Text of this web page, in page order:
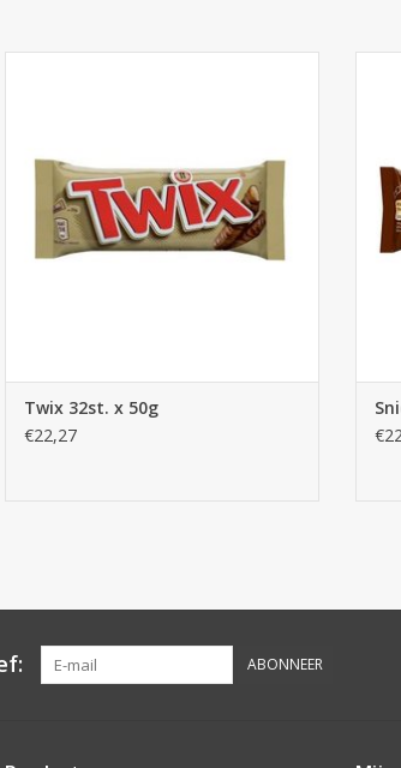
Twix 32st. x 50g
€22,27
ABONNEER